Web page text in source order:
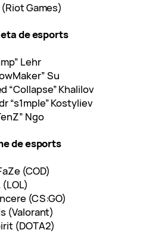
Games)
de esports
Lehr
Su
“Collapse” Khalilov
“s1mple” Kostyliev
Ngo
de esports
(COD)
(LOL)
(CS:GO)
(Valorant)
(DOTA2)